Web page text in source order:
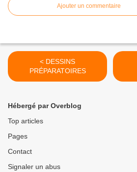
Ajouter un commentaire
< DESSINS
PRÉPARATOIRES
Hébergé par Overblog
Top articles
Pages
Contact
Signaler un abus